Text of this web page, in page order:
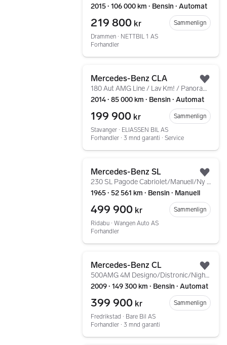
2015 ∙ 106 000 km ∙ Bensin ∙ Automat
219 800 kr
Sammenlign
Drammen ∙ NETTBIL 1 AS
Forhandler
Mercedes-Benz CLA
180 Aut AMG Line / Lav Km! / Panorama / Nattpakke
2014 ∙ 85 000 km ∙ Bensin ∙ Automat
199 900 kr
Sammenlign
Stavanger ∙ ELIASSEN BIL AS
Forhandler ∙ 3 mnd garanti ∙ Service
Mercedes-Benz SL
230 SL Pagode Cabriolet/Manuell/Ny stor service/Rekke 6
1965 ∙ 52 561 km ∙ Bensin ∙ Manuell
499 900 kr
Sammenlign
Ridabu ∙ Wangen Auto AS
Forhandler
Mercedes-Benz CL
500AMG 4M Designo/Distronic/Night Vision/Harman/Soltak
2009 ∙ 149 300 km ∙ Bensin ∙ Automat
399 900 kr
Sammenlign
Fredrikstad ∙ Bare Bil AS
Forhandler ∙ 3 mnd garanti